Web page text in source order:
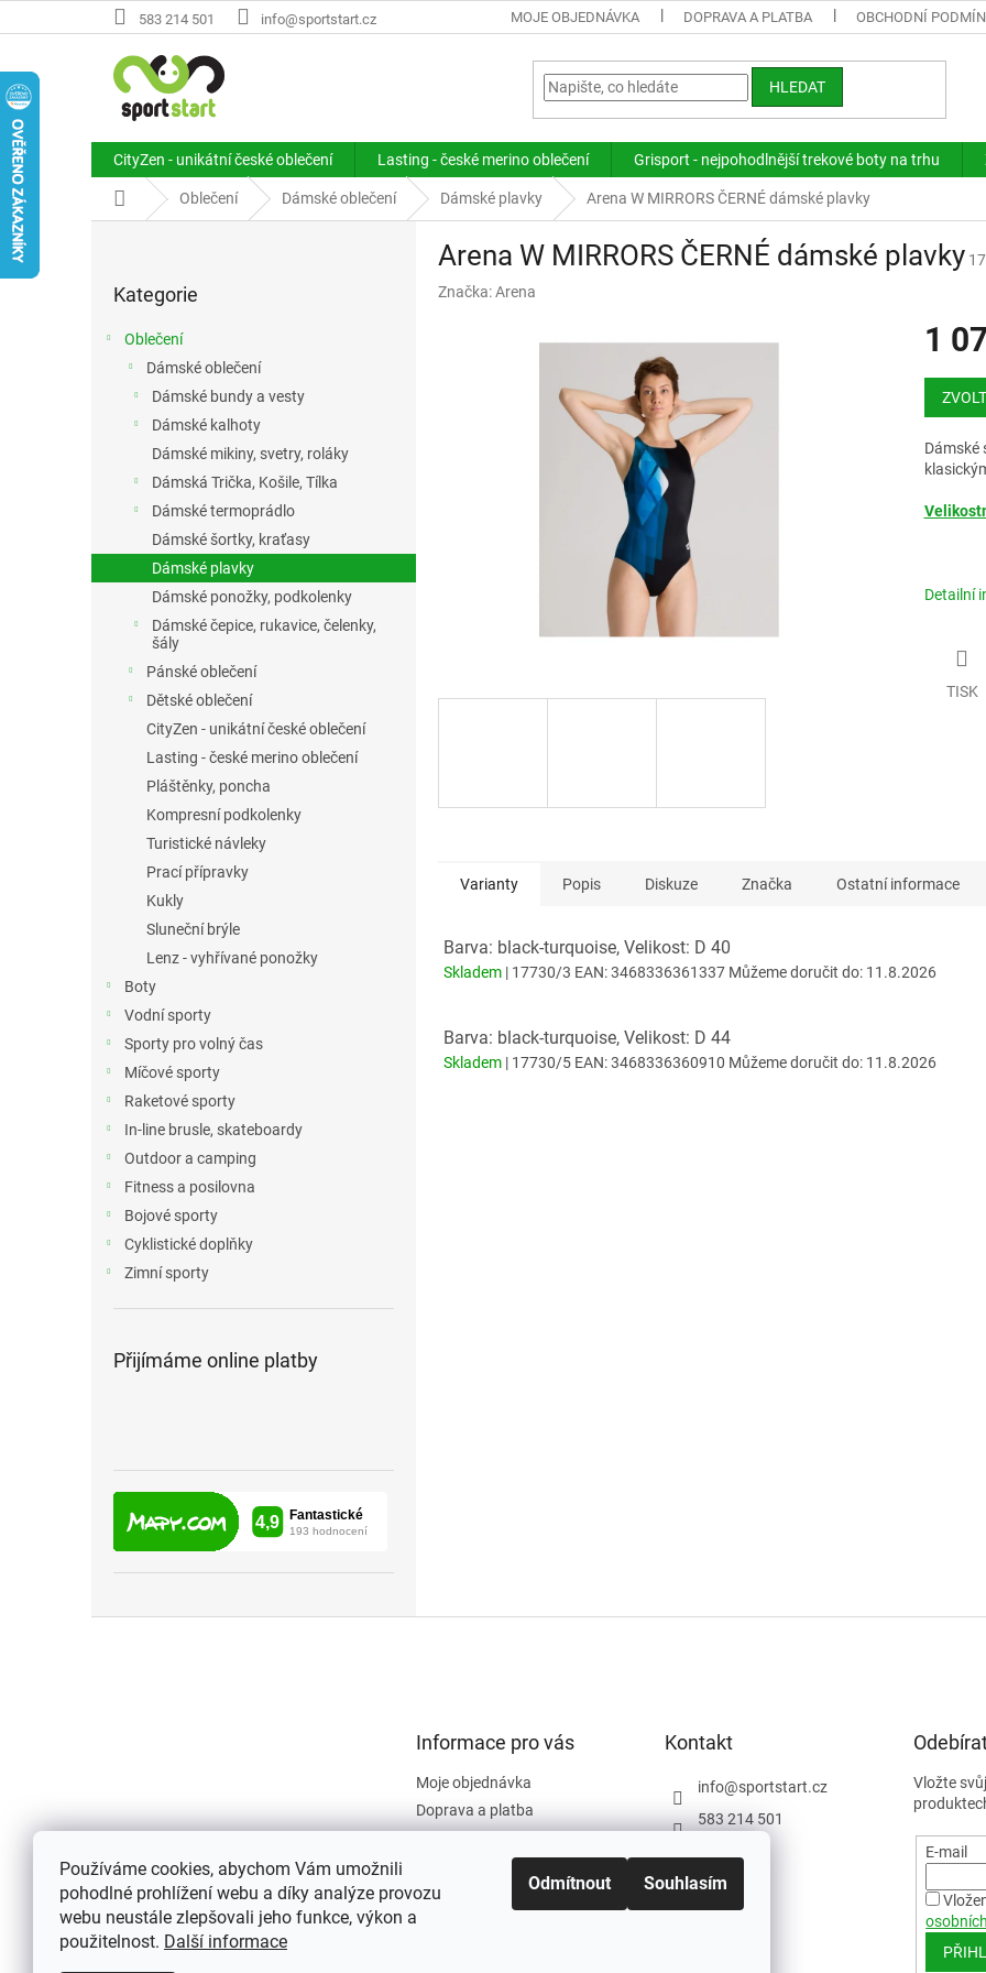
Používáme cookies, abychom Vám umožnili
pohodlné prohlížení webu a díky analýze provozu
webu neustále zlepšovali jeho funkce, výkon a
použitelnost. Další informace
Odmítnout Souhlasím
na
583 214 501 info@sportstart.cz MOJE OBJEDNÁVKA DOPRAVA A PLATBA OBCHODNÍ
HLEDAT
CityZen - unikátní české oblečení Lasting - české merino oblečení Grisport - nejpohodlnější trekové boty na trhu
Domů Oblečení Dámské oblečení Dámské plavky Arena W MIRRORS ČERNÉ dámské plavky
l
kategorie
Kategorie
Oblečení
Dámské oblečení
Dámské bundy a vesty
Dámské kalhoty
Dámské mikiny, svetry, roláky
Dámská Trička, Košile, Tílka
Dámské termoprádlo
Dámské šortky, kraťasy
Dámské plavky
Dámské ponožky, podkolenky
Dámské čepice, rukavice, čelenky,
šály
Pánské oblečení
Dětské oblečení
CityZen - unikátní české oblečení
Lasting - české merino oblečení
Pláštěnky, poncha
Kompresní podkolenky
Turistické návleky
Prací přípravky
Kukly
Sluneční brýle
Lenz - vyhřívané ponožky
Boty
Vodní sporty
Sporty pro volný čas
Míčové sporty
Raketové sporty
In-line brusle, skateboardy
Outdoor a camping
Fitness a posilovna
Bojové sporty
Cyklistické doplňky
Zimní sporty
Přijímáme online platby
Arena W MIRRORS ČERNÉ dámské plavky
Značka:Arena
1
Měrná
cena:
Dámské
Detailní
TISK
Varianty Popis Diskuze Značka Ostatní informace
Barva: black-turquoise, Velikost: D 40
Skladem | 17730/3 EAN:3468336361337 Můžeme doručit do: 11.8.2026
Barva: black-turquoise, Velikost: D 44
Skladem | 17730/5 EAN:3468336360910 Můžeme doručit do: 11.8.2026
Informace pro vás
Moje objednávka
Doprava a platba
Napište nám
Kontakt
info@sportstart.cz
583 214 501
Vložte
E-mail